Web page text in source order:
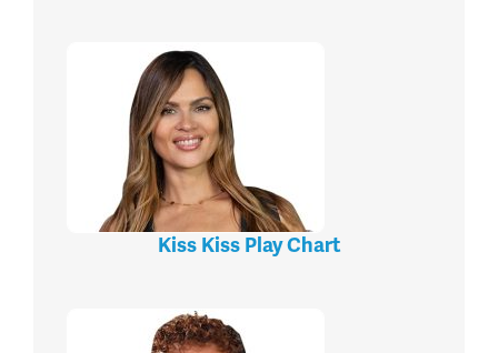
Kiss Kiss Play Chart